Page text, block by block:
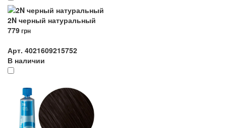
2N черный натуральный
779грн
Арт. 4021609215752
В наличии